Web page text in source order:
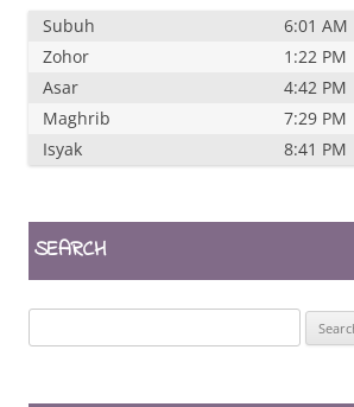
Subuh
6:01 AM
Zohor
1:22 PM
Asar
4:42 PM
Maghrib
7:29 PM
Isyak
8:41 PM
SEARCH
for: